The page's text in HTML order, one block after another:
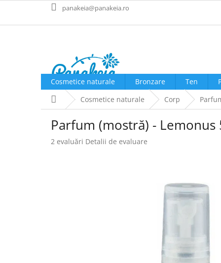
conținut
panakeia@panakeia.ro
Cosmetice naturale Bronzare Ten
Acasă Cosmetice naturale Corp
Parfum (mostră) - Lemonus
Evaluarea
2 evaluări Detalii de evaluare